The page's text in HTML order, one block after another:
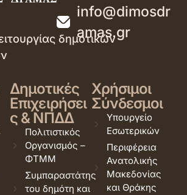
info@dimosdr
amas.gr
δημοτικών
Δημοτικές
Επιχειρήσει
ς & ΝΠΔΔ
Πολιτιστικός
Οργανισμός –
ΦΤΜΜ
Συμπαραστάτης
του δημότη και
Χρήσιμοι
Σύνδεσμοι
Υπουργείο
Εσωτερικών
Περιφέρεια
Ανατολικής
Μακεδονίας
και Θράκης